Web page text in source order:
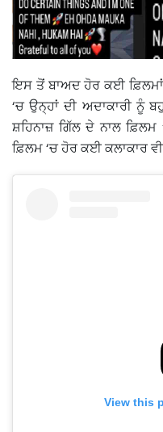
ਇਸ ਤੋਂ ਬਾਅਦ ਹੋਰ ਕਈ
‘ਚ ਉਨ੍ਹਾਂ ਦੀ ਅਦਾਕਾਰੀ ਨੂੰ
ਸ਼ਹਿਨਾਜ਼ ਗਿੱਲ ਦੇ ਨਾਲ
ਫ਼ਿਲਮ ‘ਚ ਹੋਰ ਕਈ ਕਲਾਕਾਰ
View this